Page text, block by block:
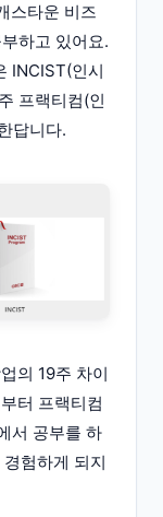
스타운 비즈
하고 있어요.
INCIST(인시
프랙티컴(인
답니다.
의 19주 차이
터 프랙티컴
서 공부를 하
험하게 되지